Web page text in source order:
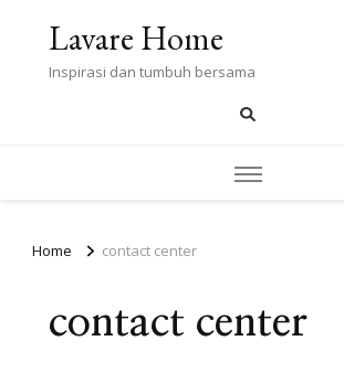
Lavare Home
Inspirasi dan tumbuh bersama
Home contact center
contact center